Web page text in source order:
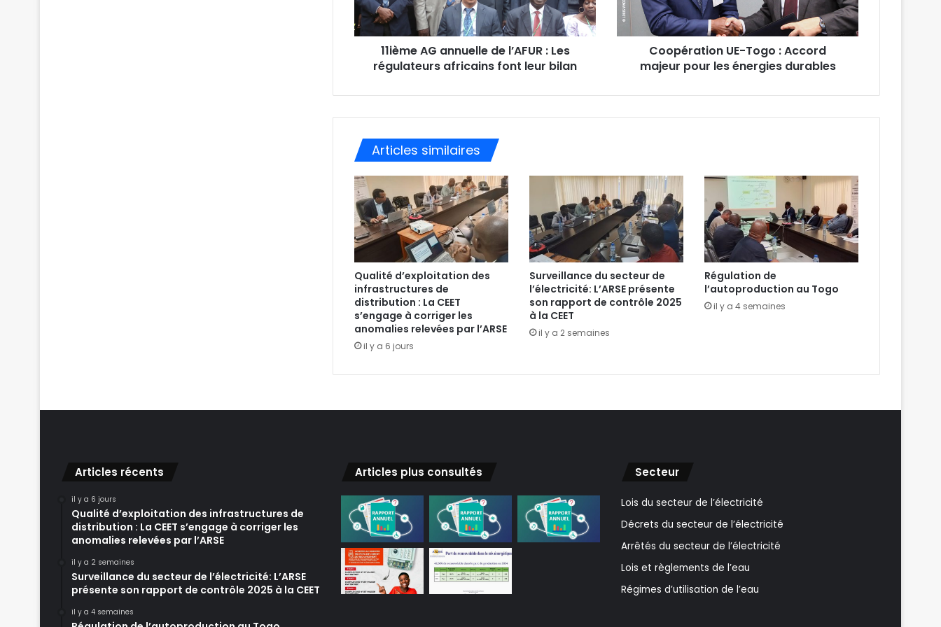
s
e
i
11ième AG annuelle de l’AFUR : Les
régulateurs africains font leur bilan
Coopération UE-Togo : Accord
majeur pour les énergies durables
Articles similaires
Qualité d’exploitation des
infrastructures de
distribution : La CEET
s’engage à corriger les
anomalies relevées par l’ARSE
il y a 6 jours
Surveillance du secteur de
l’électricité: L’ARSE présente
son rapport de contrôle 2025
à la CEET
il y a 2 semaines
Régulation de
l’autoproduction au Togo
il y a 4 semaines
Articles récents
il y a 6 jours
Qualité d’exploitation des infrastructures de
distribution : La CEET s’engage à corriger les
anomalies relevées par l’ARSE
il y a 2 semaines
Surveillance du secteur de l’électricité: L’ARSE
présente son rapport de contrôle 2025 à la CEET
il y a 4 semaines
Articles plus consultés Secteur
Lois du secteur de l’électricité
Décrets du secteur de l’électricité
Arrêtés du secteur de l’électricité
Lois et règlements de l’eau
Régimes d’utilisation de l’eau